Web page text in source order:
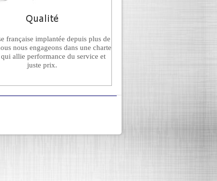
française implantée depuis plus de
nous engageons dans une charte
allie performance du service et
juste prix.